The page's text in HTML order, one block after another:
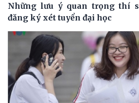
Những lưu ý quan trọng thí
đăng ký xét tuyển đại học